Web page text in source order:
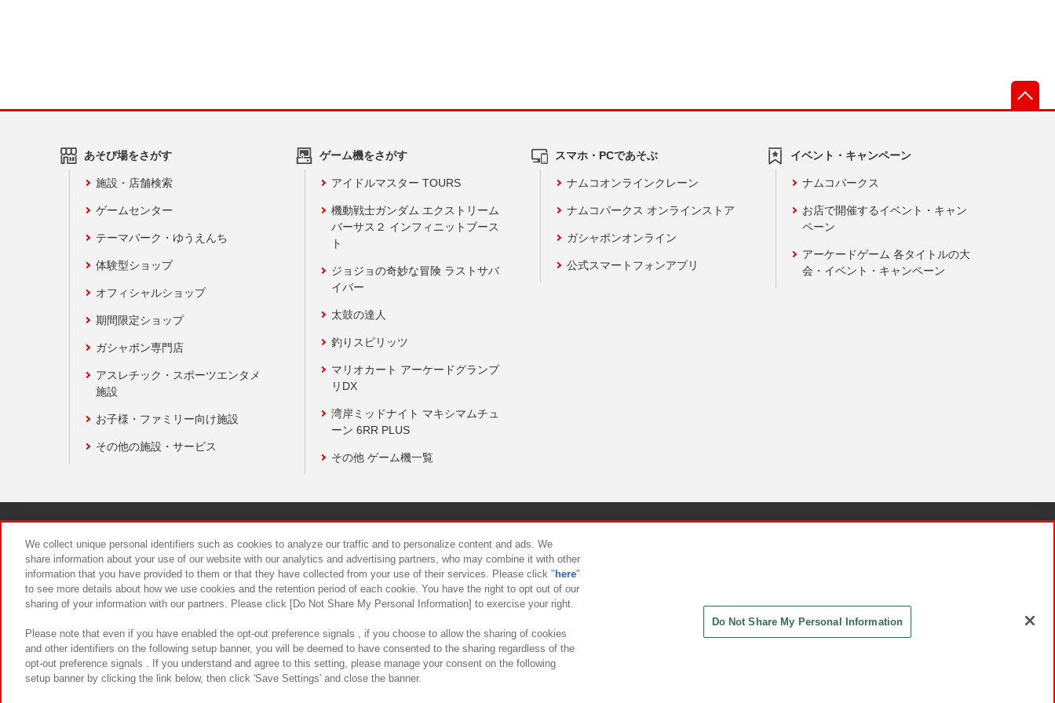
あそび場をさがす
施設・店舗検索
ゲームセンター
テーマパーク・ゆうえんち
体験型ショップ
オフィシャルショップ
期間限定ショップ
ガシャポン専門店
アスレチック・スポーツエンタメ
施設
お子様・ファミリー向け施設
その他の施設・サービス
ゲーム機をさがす
アイドルマスター TOURS
機動戦士ガンダム エクストリーム
バーサス２ インフィニットブース
ト
ジョジョの奇妙な冒険 ラストサバ
イバー
太鼓の達人
釣りスピリッツ
マリオカート アーケードグランプ
リDX
湾岸ミッドナイト マキシマムチュ
ーン 6RR PLUS
その他 ゲーム機一覧
スマホ・PCであそぶ
ナムコオンラインクレーン
ナムコパークス オンラインストア
ガシャポンオンライン
公式スマートフォンアプリ
イベント・キャンペーン
ナムコパークス
お店で開催するイベント・キャン
ペーン
アーケードゲーム 各タイトルの大
会・イベント・キャンペーン
食品のご提供について カスタマーハラスメント対応方針
We collect unique personal identifiers such as cookies to analyze our traffic and to personalize content and ads. We
share information about your use of our website with our analytics and advertising partners, who may combine it with other
information that you have provided to them or that they have collected from your use of their services. Please click " here"
to see more details about how we use cookies and the retention period of each cookie. You have the right to opt out of our
sharing of your information with our partners. Please click [Do Not Share My Personal Information] to exercise your right.
Please note that even if you have enabled the opt-out preference signals , if you choose to allow the sharing of cookies
and other identifiers on the following setup banner, you will be deemed to have consented to the sharing regardless of the
opt-out preference signals . If you understand and agree to this setting, please manage your consent on the following
setup banner by clicking the link below, then click 'Save Settings' and close the banner.
Do Not Share My Personal Information